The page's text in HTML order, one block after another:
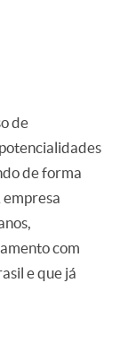
de
de forma
empresa
com
e que já